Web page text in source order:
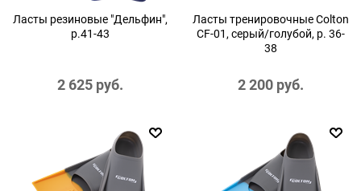
Ласты резиновые "Дельфин",
р.41-43
2 625 руб.
Ласты тренировочные Colton
CF-01, серый/голубой, р. 36-
38
2 200 руб.